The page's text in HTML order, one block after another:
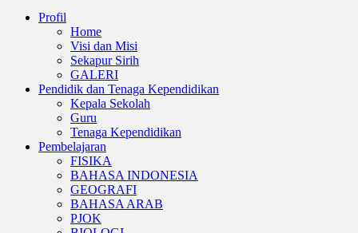
Profil
Home
Visi dan Misi
Sekapur Sirih
GALERI
Pendidik dan Tenaga Kependidikan
Kepala Sekolah
Guru
Tenaga Kependidikan
Pembelajaran
FISIKA
BAHASA INDONESIA
GEOGRAFI
BAHASA ARAB
PJOK